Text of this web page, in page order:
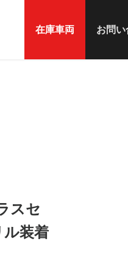
在庫車両 お問
スセ
装着